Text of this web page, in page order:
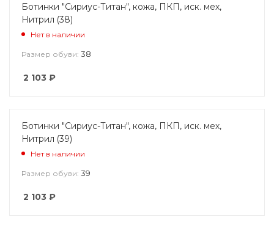
Ботинки "Сириус-Титан", кожа, ПКП, иск. мех,
Нитрил (38)
Нет в наличии
Размер обуви: 38
2 103 ₽
Ботинки "Сириус-Титан", кожа, ПКП, иск. мех,
Нитрил (39)
Нет в наличии
Размер обуви: 39
2 103 ₽